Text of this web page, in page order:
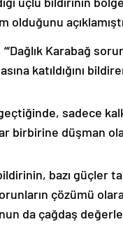
olduğunu
“‘Dağlık Karabağ
katıldığını
sadece
birbirine düşman
bazı güçler
çözümü
da çağdaş